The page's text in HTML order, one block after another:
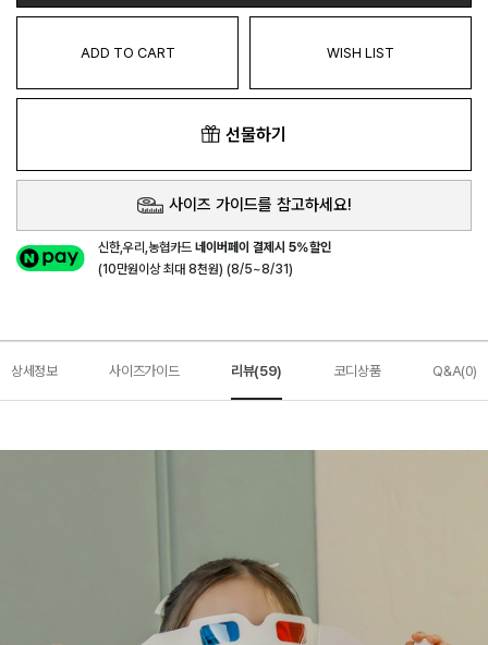
ADD TO CART WISH LIST
선물하기
사이즈 가이드를 참고하세요!
신한,우리,농협카드네이버페이 결제시 5%할인
(10만원이상 최대 8천원) (8/5~8/31)
상세정보 사이즈가이드 리뷰(59) 코디상품 Q&A(0)